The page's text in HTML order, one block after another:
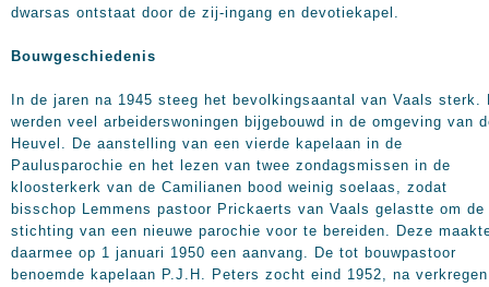
dwarsas ontstaat door de zij-ingang en devotiekapel.
Bouwgeschiedenis
In de jaren na 1945 steeg het bevolkingsaantal van Vaals sterk.
werden veel arbeiderswoningen bijgebouwd in de omgeving van
Heuvel. De aanstelling van een vierde kapelaan in de
Paulusparochie en het lezen van twee zondagsmissen in de
kloosterkerk van de Camilianen bood weinig soelaas, zodat
bisschop Lemmens pastoor Prickaerts van Vaals gelastte om de
stichting van een nieuwe parochie voor te bereiden. Deze
daarmee op 1 januari 1950 een aanvang. De tot bouwpastoor
benoemde kapelaan P.J.H. Peters zocht eind 1952, na verkregen